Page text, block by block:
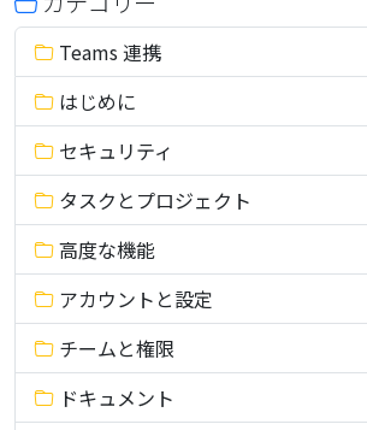
Teams 連携
はじめに
セキュリティ
タスクとプロジェクト
高度な機能
アカウントと設定
チームと権限
ドキュメント